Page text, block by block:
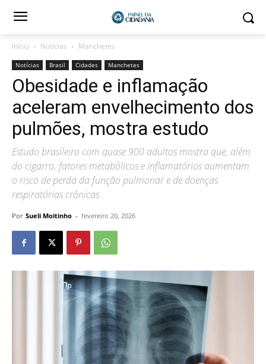
Início Notícias Manchetes
Notícias Brasil Cidades Manchetes
Obesidade e inflamação
aceleram envelhecimento dos
pulmões, mostra estudo
Estudo brasileiro com quase 900 adultos mostra que, além
do cigarro, fatores metabólicos e inflamatórios aumentam
o risco de perda da função pulmonar e de doenças
respiratórias crônicas
Por Sueli Moitinho - fevereiro 20, 2026